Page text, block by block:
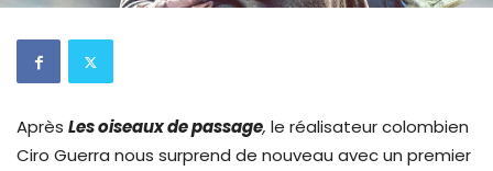
Après Les oiseaux de passage, le réalisateur colombien
Ciro Guerra nous surprend de nouveau avec un premier